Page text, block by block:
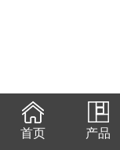
首页 产品